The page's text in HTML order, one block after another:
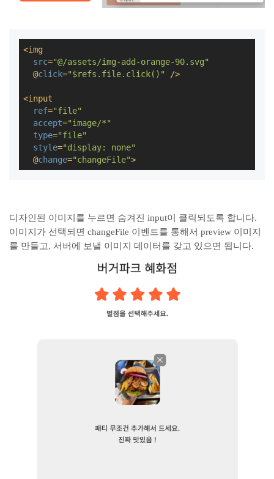
<img
src="@/assets/img-add-orange-90.svg"
  @
click="$refs.file.click()" />
<input
ref="file"
accept="image/*"
type="file"
style="display: none"
  @
change="changeFile">
디자인된 이미지를 누르면 숨겨진 input이 클릭되도록 합니다.
이미지가 선택되면 changeFile 이벤트를 통해서 preview 이미지
를 만들고, 서버에 보낼 이미지 데이터를 갖고 있으면 됩니다.